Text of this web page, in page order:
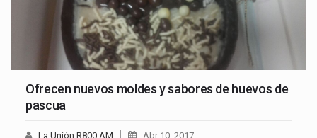
Ofrecen nuevos moldes y sabores de huevos de
pascua
La Unión R800 AM Abr 10, 2017